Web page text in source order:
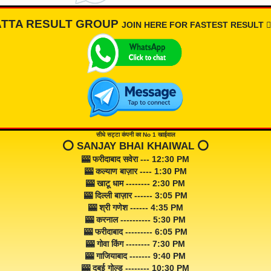
RESULT GROUP JOIN HERE FOR FASTEST RESULT
सीधे सट्टा कंपनी का No 1 खाईवाल
⭕️ SANJAY BHAI KHAIWAL ⭕️
🎰 फरीदाबाद सवेरा --- 12:30 PM
🎰 कल्याण बाज़ार ---- 1:30 PM
🎰 खाटू धाम -------- 2:30 PM
🎰 दिल्ली बाज़ार ------ 3:05 PM
🎰 श्री गणेश ------ 4:35 PM
🎰 करनाल ---------- 5:30 PM
🎰 फरीदाबाद --------- 6:05 PM
🎰 गोवा किंग -------- 7:30 PM
🎰 गाजियाबाद ------- 9:40 PM
🎰 दुबई गोल्ड -------- 10:30 PM